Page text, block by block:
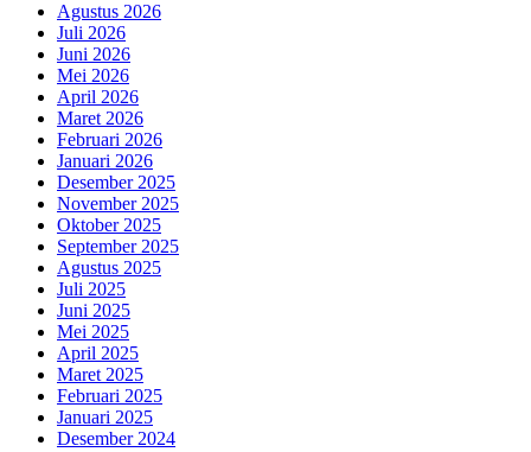
Agustus 2026
Juli 2026
Juni 2026
Mei 2026
April 2026
Maret 2026
Februari 2026
Januari 2026
Desember 2025
November 2025
Oktober 2025
September 2025
Agustus 2025
Juli 2025
Juni 2025
Mei 2025
April 2025
Maret 2025
Februari 2025
Januari 2025
Desember 2024